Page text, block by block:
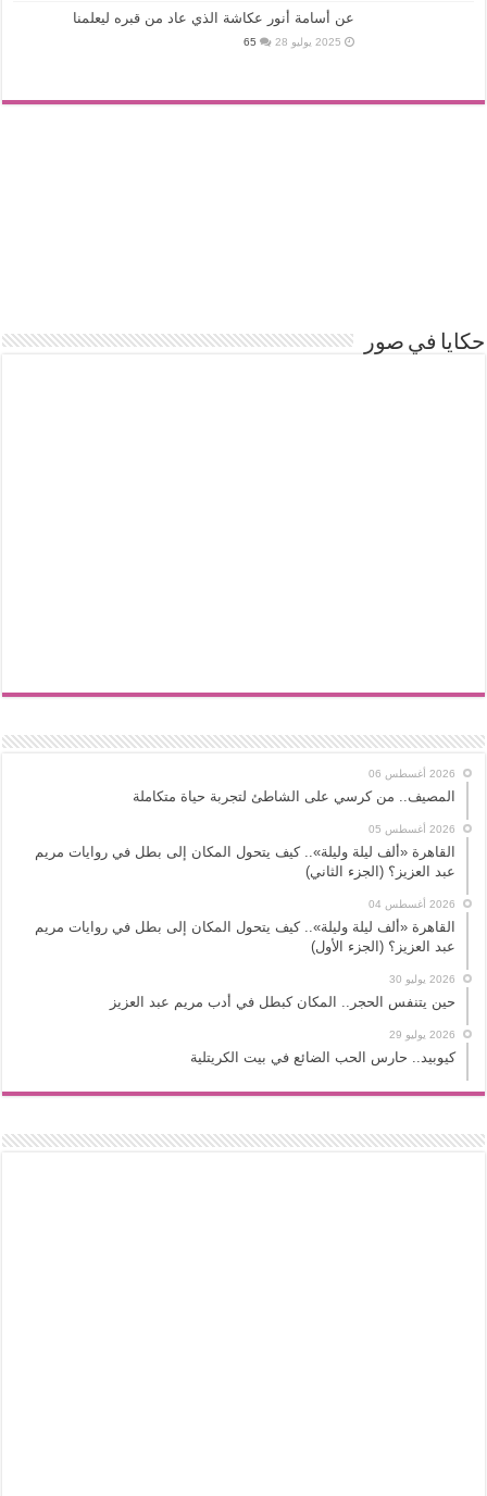
عن أسامة أنور عكاشة الذي عاد من قبره ليعلمنا
2025 يوليو 28 65
حكايا في صور
2026 أغسطس 06
المصيف.. من كرسي على الشاطئ لتجربة حياة متكاملة
2026 أغسطس 05
القاهرة «ألف ليلة وليلة».. كيف يتحول المكان إلى بطل في روايات مريم
عبد العزيز؟ (الجزء الثاني)
2026 أغسطس 04
القاهرة «ألف ليلة وليلة».. كيف يتحول المكان إلى بطل في روايات مريم
عبد العزيز؟ (الجزء الأول)
2026 يوليو 30
حين يتنفس الحجر.. المكان كبطل في أدب مريم عبد العزيز
2026 يوليو 29
كيوبيد.. حارس الحب الضائع في بيت الكريتلية